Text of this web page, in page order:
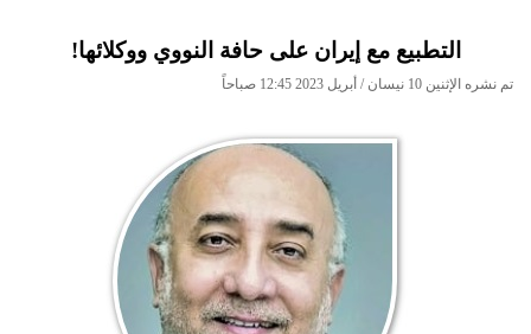
التطبيع مع إيران على حافة النووي ووكلائها!
تم نشره الإثنين 10 نيسان / أبريل 2023 12:45 صباحاً